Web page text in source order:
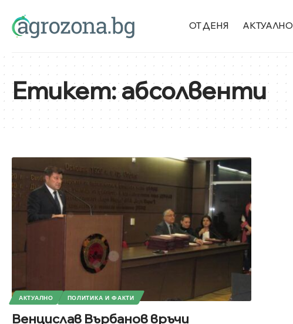
ОТ ДЕНЯ АКТУАЛНО
Етикет:абсолвенти
АКТУАЛНО ПОЛИТИКА И ФАКТИ
Венцислав Върбанов връчи